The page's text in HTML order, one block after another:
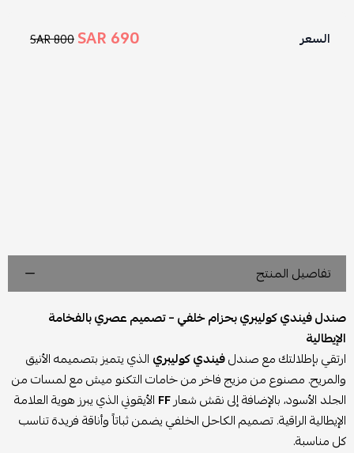
السعر 690 SAR
800 SAR
تفاصيل المنتج
صندل فيندي كوليبري بحزام خلفي – تصميم عصري بالفخامة
الإيطالية
ارتقي بإطلالتك مع صندلفيندي كوليبري الذي يتميز بتصميمه الأنيق
والمريح. مصنوع من مزيج فاخر من خامات التكنو ميش مع لمسات من
الجلد الأسود، بالإضافة إلى نقش شعارFF الأيقوني الذي يبرز هوية العلامة
الإيطالية الراقية. تصميم الكاحل الخلفي يضمن ثباتاً وأناقة فريدة تناسب
كل مناسبة.